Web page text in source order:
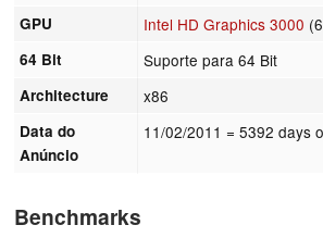
GPU Intel HD Graphics 3000
64 Bit Suporte para 64 Bit
Architecture x86
Data do
Anúncio
11/02/2011 = 5392 days
Benchmarks